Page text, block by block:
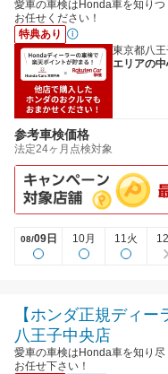
愛車の車検はHonda車を知り
お任せください！
特典あり
東京都八
エリアの
参考車検価格
法定24ヶ月点検対象
08/09日 10月 11火
【ホンダ正規ディ
八王子中央店
愛車の車検はHonda車を知り
お任せ下さい！